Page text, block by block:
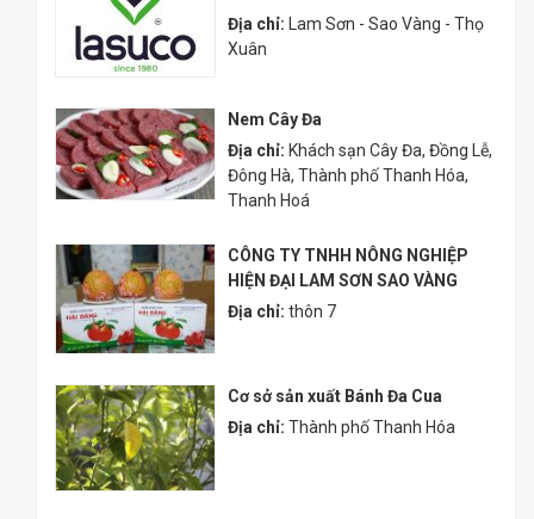
Địa chỉ:
Lam Sơn - Sao Vàng - Thọ
Xuân
Nem Cây Đa
Địa chỉ: Khách sạn Cây Đa, Đồng Lễ,
Đông Hà, Thành phố Thanh Hóa,
Thanh Hoá
CÔNG TY TNHH NÔNG NGHIỆP
HIỆN ĐẠI LAM SƠN SAO VÀNG
Địa chỉ: thôn 7
Cơ sở sản xuất Bánh Đa Cua
Địa chỉ: Thành phố Thanh Hóa